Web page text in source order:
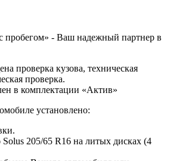
пробегом» - Ваш надежный партнер в
проверка кузова, техническая
проверка.
в комплектации «Актив»
установлено:
205/65 R16 на литых дисках (4